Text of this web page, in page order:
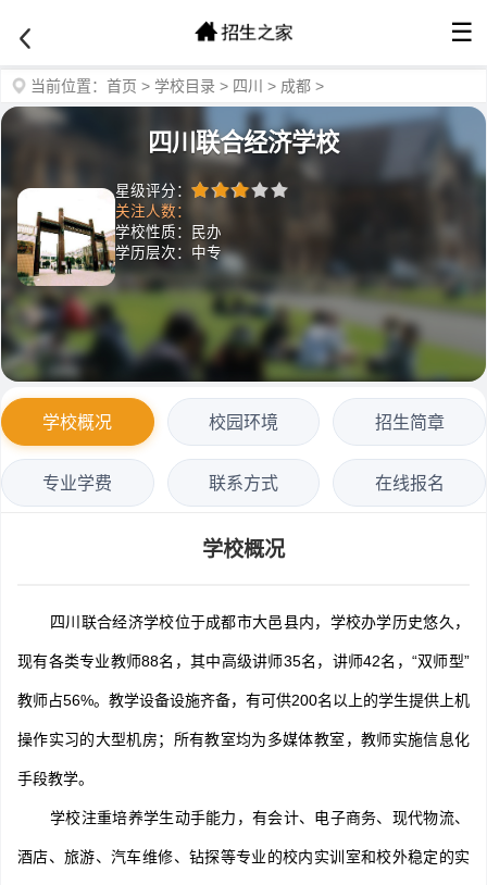
☰
当前位置： 首页 > 学校目录 > 四川 > 成都 >
四川联合经济学校
星级评分：
关注人数：
学校性质：民办
学历层次：中专
学校概况 校园环境 招生简章
专业学费 联系方式 在线报名
学校概况
四川联合经济学校位于成都市大邑县内，学校办学历史悠久，
现有各类专业教师88名，其中高级讲师35名，讲师42名，“双师型”
教师占56%。教学设备设施齐备，有可供200名以上的学生提供上机
操作实习的大型机房；所有教室均为多媒体教室，教师实施信息化
手段教学。
学校注重培养学生动手能力，有会计、电子商务、现代物流、
酒店、旅游、汽车维修、钻探等专业的校内实训室和校外稳定的实